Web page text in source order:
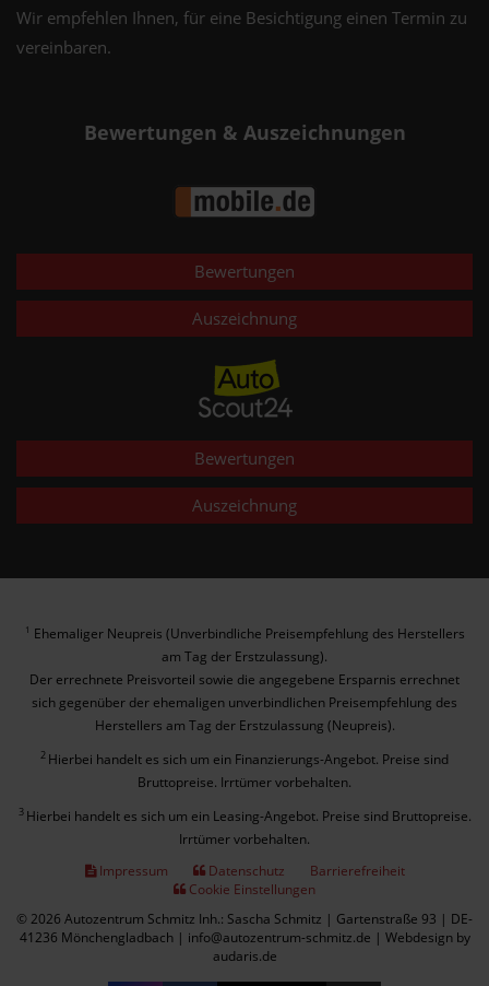
Wir empfehlen Ihnen, für eine Besichtigung einen Termin zu
vereinbaren.
Bewertungen & Auszeichnungen
Bewertungen
Auszeichnung
Bewertungen
Auszeichnung
1 Ehemaliger Neupreis (Unverbindliche Preisempfehlung des Herstellers
am Tag der Erstzulassung).
Der errechnete Preisvorteil sowie die angegebene Ersparnis errechnet
sich gegenüber der ehemaligen unverbindlichen Preisempfehlung des
Herstellers am Tag der Erstzulassung (Neupreis).
2 Hierbei handelt es sich um ein Finanzierungs-Angebot. Preise sind
Bruttopreise. Irrtümer vorbehalten.
3 Hierbei handelt es sich um ein Leasing-Angebot. Preise sind Bruttopreise.
Irrtümer vorbehalten.
Impressum
Datenschutz
Barrierefreiheit
Cookie Einstellungen
© 2026 Autozentrum Schmitz Inh.: Sascha Schmitz | Gartenstraße 93 | DE-
41236 Mönchengladbach | info@autozentrum-schmitz.de | Webdesign by
audaris.de